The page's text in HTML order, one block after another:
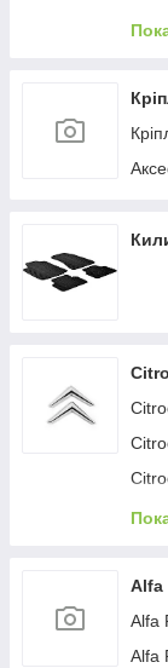
Alfa
Alfa
Alfa